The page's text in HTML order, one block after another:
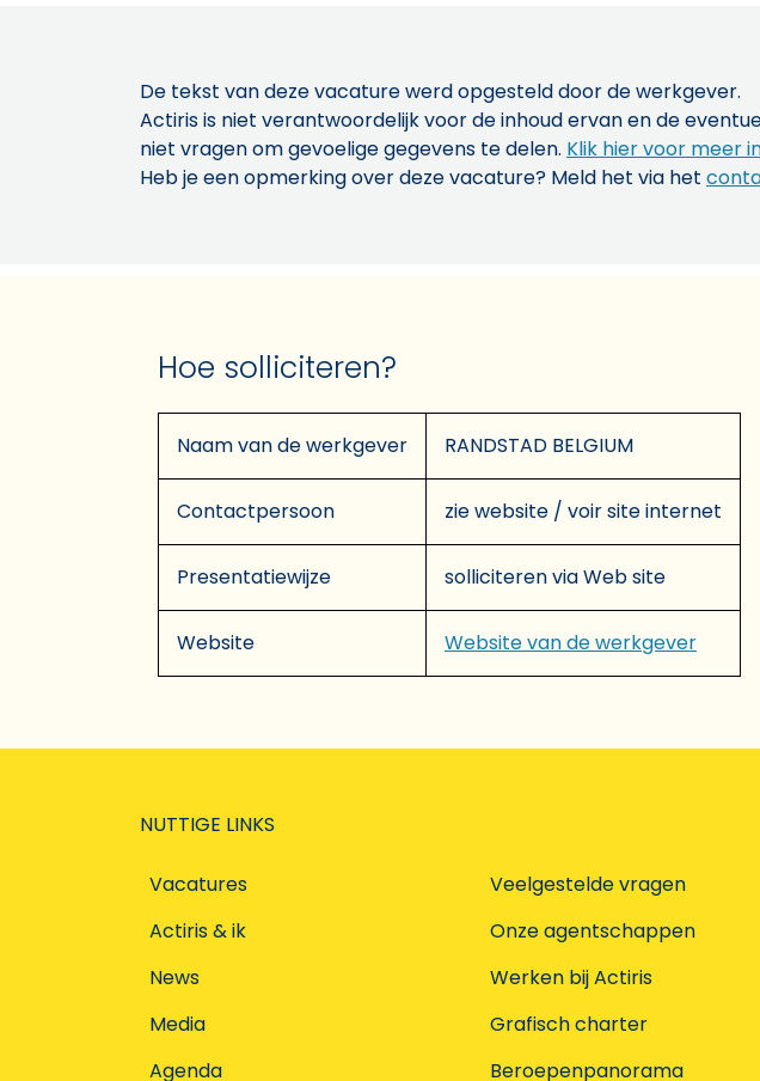
De tekst van deze vacature werd opgesteld door de werkgever.
Actiris is niet verantwoordelijk voor de inhoud ervan en de
niet vragen om gevoelige gegevens te delen. Klik hier voor meer
Heb je een opmerking over deze vacature? Meld het via het
Hoe solliciteren?
Naam van de werkgever RANDSTAD BELGIUM
Contactpersoon zie website / voir site internet
Presentatiewijze solliciteren via Web site
Website Website van de werkgever
NUTTIGE LINKS
Vacatures
Actiris & ik
News
Media
Agenda
Veelgestelde vragen
Onze agentschappen
Werken bij Actiris
Grafisch charter
Beroepenpanorama